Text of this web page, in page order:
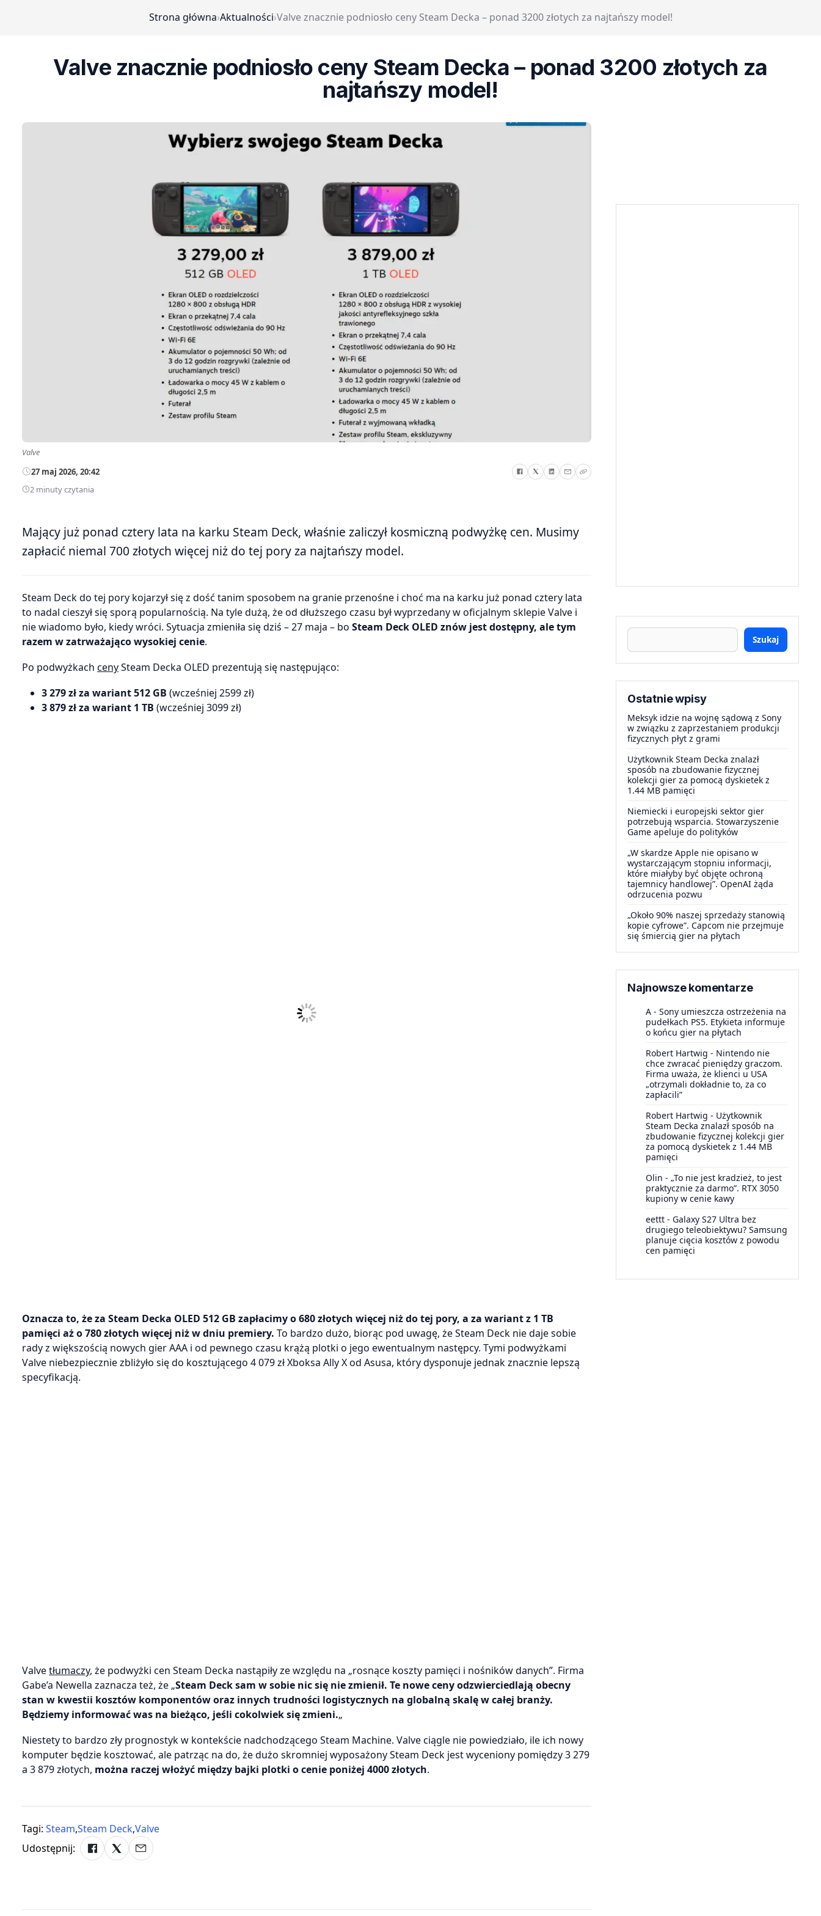
Strona główna›Aktualności›Valve znacznie podniosło ceny Steam Decka – ponad 3200 złotych za najtańszy model!
Valve znacznie podniosło ceny Steam Decka – ponad 3200 złotych za
najtańszy model!
Valve
27 maj 2026, 20:42
2 minuty czytania
Mający już ponad cztery lata na karku Steam Deck, właśnie zaliczył kosmiczną podwyżkę cen. Musimy
zapłacić niemal 700 złotych więcej niż do tej pory za najtańszy model.
Steam Deck do tej pory kojarzył się z dość tanim sposobem na granie przenośne i choć ma na karku już ponad cztery lata
to nadal cieszył się sporą popularnością. Na tyle dużą, że od dłuższego czasu był wyprzedany w oficjalnym sklepie Valve i
nie wiadomo było, kiedy wróci. Sytuacja zmieniła się dziś – 27 maja – bo Steam Deck OLED znów jest dostępny, ale tym
razem w zatrważająco wysokiej cenie.
Po podwyżkach cenySteam Decka OLED prezentują się następująco:
3 279 zł za wariant 512 GB (wcześniej 2599 zł)
3 879 zł za wariant 1 TB (wcześniej 3099 zł)
Oznacza to, że za Steam Decka OLED 512 GB zapłacimy o 680 złotych więcej niż do tej pory, a za wariant z 1 TB
pamięci aż o 780 złotych więcej niż w dniu premiery. To bardzo dużo, biorąc pod uwagę, że Steam Deck nie daje sobie
rady z większością nowych gier AAA i od pewnego czasu krążą plotki o jego ewentualnym następcy. Tymi podwyżkami
Valve niebezpiecznie zbliżyło się do kosztującego 4 079 zł Xboksa Ally X od Asusa, który dysponuje jednak znacznie lepszą
specyfikacją.
Valvetłumaczy, że podwyżki cen Steam Decka nastąpiły ze względu na „rosnące koszty pamięci i nośników danych”. Firma
Gabe’a Newella zaznacza też, że „Steam Deck sam w sobie nic się nie zmienił. Te nowe ceny odzwierciedlają obecny
stan w kwestii kosztów komponentów oraz innych trudności logistycznych na globalną skalę w całej branży.
Będziemy informować was na bieżąco, jeśli cokolwiek się zmieni.„
Niestety to bardzo zły prognostyk w kontekście nadchodzącego Steam Machine. Valve ciągle nie powiedziało, ile ich nowy
komputer będzie kosztować, ale patrząc na do, że dużo skromniej wyposażony Steam Deck jest wyceniony pomiędzy 3 279
a 3 879 złotych, można raczej włożyć między bajki plotki o cenie poniżej 4000 złotych.
Tagi: Steam,Steam Deck,Valve
Udostępnij:
Szukaj
Ostatnie wpisy
Meksyk idzie na wojnę sądową z Sony
w związku z zaprzestaniem produkcji
fizycznych płyt z grami
Użytkownik Steam Decka znalazł
sposób na zbudowanie fizycznej
kolekcji gier za pomocą dyskietek z
1.44 MB pamięci
Niemiecki i europejski sektor gier
potrzebują wsparcia. Stowarzyszenie
Game apeluje do polityków
„W skardze Apple nie opisano w
wystarczającym stopniu informacji,
które miałyby być objęte ochroną
tajemnicy handlowej”. OpenAI żąda
odrzucenia pozwu
„Około 90% naszej sprzedaży stanowią
kopie cyfrowe”. Capcom nie przejmuje
się śmiercią gier na płytach
Najnowsze komentarze
A - Sony umieszcza ostrzeżenia na
pudełkach PS5. Etykieta informuje
o końcu gier na płytach
Robert Hartwig - Nintendo nie
chce zwracać pieniędzy graczom.
Firma uważa, że klienci u USA
„otrzymali dokładnie to, za co
zapłacili”
Robert Hartwig - Użytkownik
Steam Decka znalazł sposób na
zbudowanie fizycznej kolekcji gier
za pomocą dyskietek z 1.44 MB
pamięci
Olin - „To nie jest kradzież, to jest
praktycznie za darmo”. RTX 3050
kupiony w cenie kawy
eettt - Galaxy S27 Ultra bez
drugiego teleobiektywu? Samsung
planuje cięcia kosztów z powodu
cen pamięci